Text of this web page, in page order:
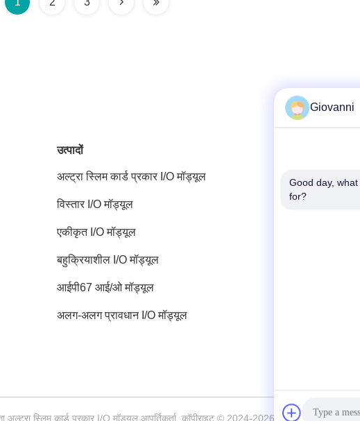
उत्पादों
अल्ट्रा स्लिम कार्ड प्रकार I/O मॉड्यूल
विस्तार I/O मॉड्यूल
एकीकृत I/O मॉड्यूल
बहुक्रियाशील I/O मॉड्यूल
आईपी67 आई/ओ मॉड्यूल
अलग-अलग प्रावधान I/O मॉड्यूल
अल्ट्रा स्लिम कार्ड प्रकार I/O मॉड्यूल आपूर्तिकर्ता. कॉपीराइट © 2024-2026 Nanjing
Giovanni
Good day,
for?